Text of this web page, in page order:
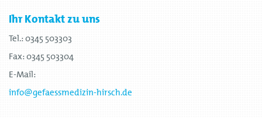
Ihr Kontakt zu uns
Tel.: 0345 503303
Fax: 0345 503304
E-Mail:
info@gefaessmedizin-hirsch.de